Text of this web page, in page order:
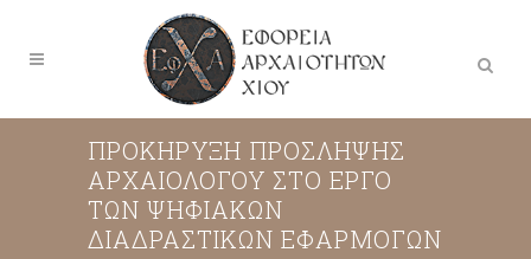
ΠΡΟΚΗΡΥΞΗ ΠΡΟΣΛΗΨΗΣ
ΑΡΧΑΙΟΛΟΓΟΥ ΣΤΟ ΕΡΓΟ
ΤΩΝ ΨΗΦΙΑΚΩΝ
ΔΙΑΔΡΑΣΤΙΚΩΝ ΕΦΑΡΜΟΓΩΝ